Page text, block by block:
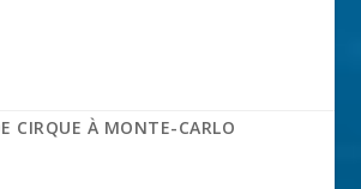
CIRQUE À MONTE-CARLO